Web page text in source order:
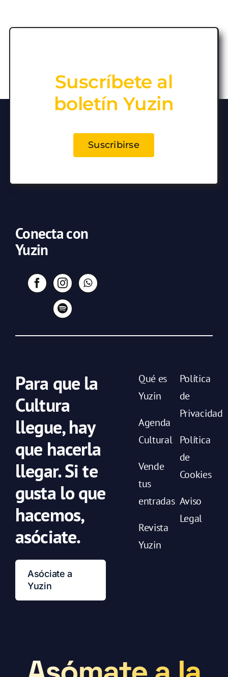
Suscríbete al
boletín Yuzin
Suscribirse
Conecta con
Yuzin
Para que la
Cultura
llegue, hay
que hacerla
llegar. Si te
gusta lo que
hacemos,
asóciate.
Asóciate a
Yuzin
Qué es
Yuzin
Agenda
Cultural
Vende
tus
entradas
Revista
Yuzin
Política
de
Privacidad
Política
de
Cookies
Aviso
Legal